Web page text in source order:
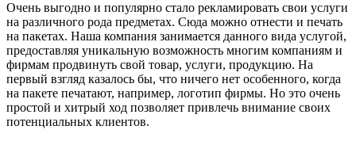
Очень выгодно и популярно стало рекламировать свои услуги
на различного рода предметах. Сюда можно отнести и печать
на пакетах. Наша компания занимается данного вида услугой,
предоставляя уникальную возможность многим компаниям и
фирмам продвинуть свой товар, услуги, продукцию. На
первый взгляд казалось бы, что ничего нет особенного, когда
на пакете печатают, например, логотип фирмы. Но это очень
простой и хитрый ход позволяет привлечь внимание своих
потенциальных клиентов.